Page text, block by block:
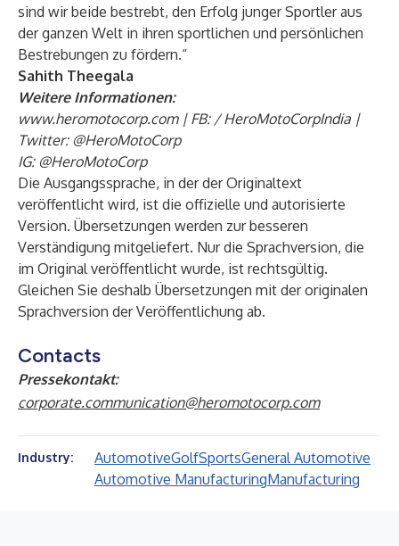
sind wir beide bestrebt, den Erfolg junger Sportler aus
der ganzen Welt in ihren sportlichen und persönlichen
Bestrebungen zu fördern.“
Sahith Theegala
Weitere Informationen:
www.heromotocorp.com | FB: /HeroMotoCorpIndia |
Twitter: @HeroMotoCorp
IG: @HeroMotoCorp
Die Ausgangssprache, in der der Originaltext
veröffentlicht wird, ist die offizielle und autorisierte
Version. Übersetzungen werden zur besseren
Verständigung mitgeliefert. Nur die Sprachversion, die
im Original veröffentlicht wurde, ist rechtsgültig.
Gleichen Sie deshalb Übersetzungen mit der originalen
Sprachversion der Veröffentlichung ab.
Contacts
Pressekontakt:
corporate.communication@heromotocorp.com
Industry: AutomotiveGolfSportsGeneral Automotive
Automotive ManufacturingManufacturing